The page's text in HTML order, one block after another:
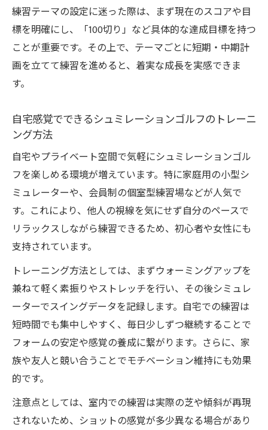
ゴルフの便利さ
練習テーマの設定に迷った際は、まず現在のスコアや目
標を明確にし、「100切り」など具体的な達成目標を持つ
ことが重要です。その上で、テーマごとに短期・中期計
画を立てて練習を進めると、着実な成長を実感できま
す。
自宅感覚でできるシュミレーションゴルフのトレーニ
ング方法
自宅やプライベート空間で気軽にシュミレーションゴル
フを楽しめる環境が増えています。特に家庭用の小型シ
ミュレーターや、会員制の個室型練習場などが人気で
す。これにより、他人の視線を気にせず自分のペースで
リラックスしながら練習できるため、初心者や女性にも
支持されています。
トレーニング方法としては、まずウォーミングアップを
兼ねて軽く素振りやストレッチを行い、その後シミュレ
ーターでスイングデータを記録します。自宅での練習は
短時間でも集中しやすく、毎日少しずつ継続することで
フォームの安定や感覚の養成に繋がります。さらに、家
族や友人と競い合うことでモチベーション維持にも効果
的です。
注意点としては、室内での練習は実際の芝や傾斜が再現
されないため、ショットの感覚が多少異なる場合があり